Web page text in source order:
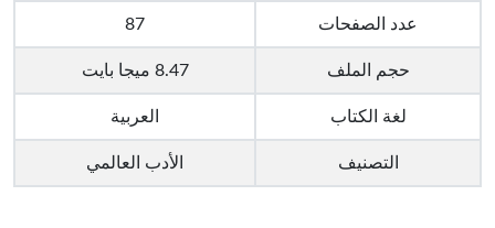
عدد الصفحات 87
حجم الملف 8.47 ميجا بايت
لغة الكتاب العربية
التصنيف الأدب العالمي